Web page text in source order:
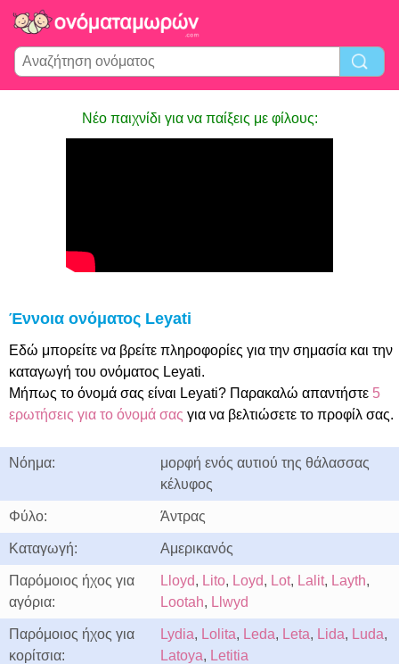
Νέο παιχνίδι για να παίξεις με φίλους:
Έννοια ονόματος Leyati
Εδώ μπορείτε να βρείτε πληροφορίες για την σημασία και την
καταγωγή του ονόματος Leyati.
Μήπως το όνομά σας είναι Leyati? Παρακαλώ απαντήστε 5
ερωτήσεις για το όνομά σας για να βελτιώσετε το προφίλ σας.
Νόημα:
μορφή ενός αυτιού της θάλασσας
κέλυφος
Φύλο: Άντρας
Καταγωγή: Αμερικανός
Παρόμοιος ήχος για
αγόρια:
Lloyd, Lito, Loyd, Lot, Lalit, Layth,
Lootah, Llwyd
Παρόμοιος ήχος για
κορίτσια:
Lydia, Lolita, Leda, Leta, Lida, Luda,
Latoya, Letitia